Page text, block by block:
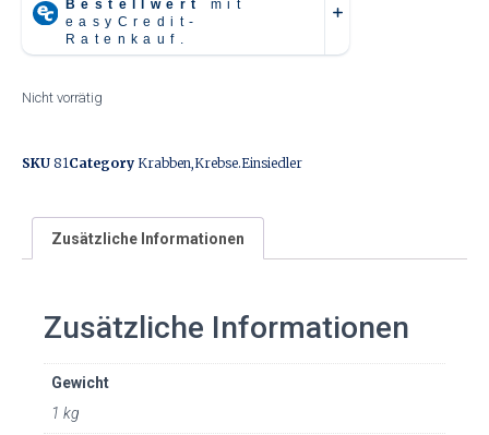
Nicht vorrätig
SKU 81Category Krabben,Krebse.Einsiedler
Zusätzliche Informationen
Zusätzliche Informationen
Gewicht
1 kg